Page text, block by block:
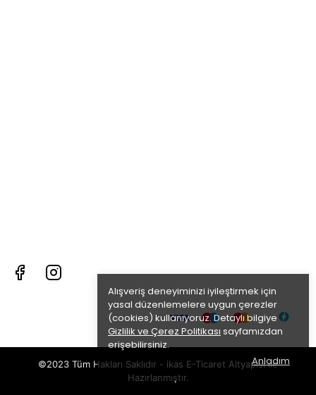
Alışveriş deneyiminizi iyileştirmek için
yasal düzenlemelere uygun çerezler
(cookies) kullanıyoruz. Detaylı bilgiye
Gizlilik ve Çerez Politikası sayfamızdan
erişebilirsiniz.
Anladım
©2023 Tüm Hakları Saklıdır - ikas E-Ticaret Altyapısı ile
Hazırlanmıştır.